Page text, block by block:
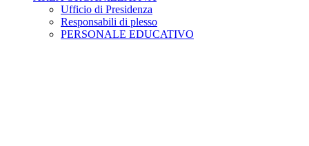
Ufficio di Presidenza
Responsabili di plesso
PERSONALE EDUCATIVO